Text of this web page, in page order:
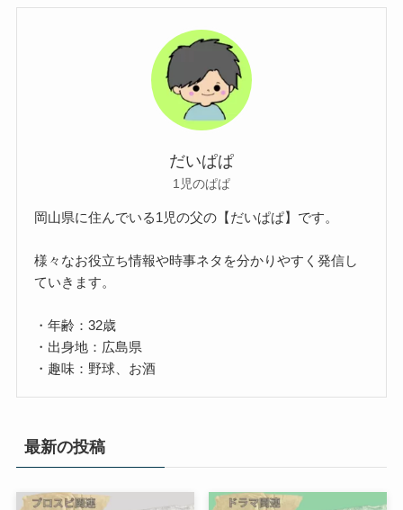
だいぱぱ
1児のぱぱ
岡山県に住んでいる1児の父の【だいぱぱ】です。
様々なお役立ち情報や時事ネタを分かりやすく発信し
ていきます。
・年齢：32歳
・出身地：広島県
・趣味：野球、お酒
最新の投稿